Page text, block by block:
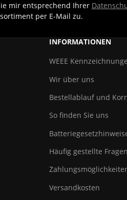
INFORMATIONEN
WEEE
Wir über uns
Bestellablauf und
So finden Sie uns
Häufig gestellte Fragen
Versandkosten
mir entsprechend Ihrer
per E-Mail zu.